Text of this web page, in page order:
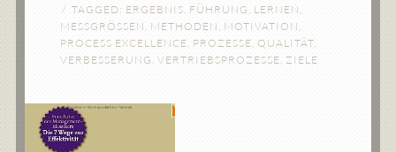
TAGGED: ERGEBNIS, FÜHRUNG , LERNEN ,
MESSGRÖSSEN
, METHODEN , MOTIVATION ,
PROCESS EXCELLENCE, PROZESSE, QUALITÄT,
VERBESSERUNG , VERTRIEBSPROZESSE, ZIELE